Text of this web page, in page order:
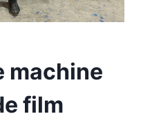
machine
film